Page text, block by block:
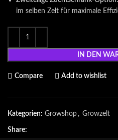
im selben Zelt für maximale
IN DEN
Compare Add to wishlist
Kategorien: Growshop , Growzelt
Share: